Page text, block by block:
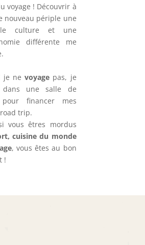
voyage ! Découvrir à
nouveau périple une
culture et une
différente me
je nevoyage pas, je
dans une salle de
financer mes
trip.
vous êtres mordus
cuisine du monde
, vous êtes au bon
!